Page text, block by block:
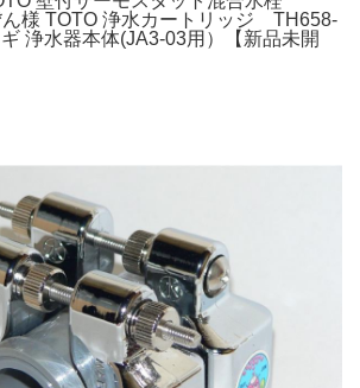
様 TOTO 浄水カートリッジ TH658-
浄水器本体(JA3-03用）【新品未開